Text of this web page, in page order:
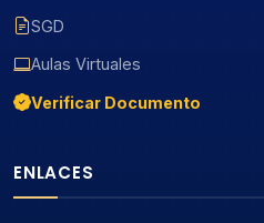
SGD
Aulas Virtuales
Verificar Documento
ENLACES